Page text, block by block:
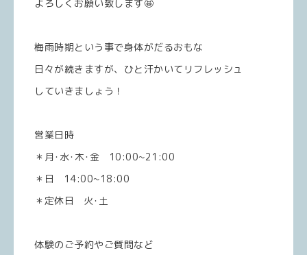
よろしくお願い致します🤩
梅雨時期という事で身体がだるおもな
日々が続きますが、ひと汗かいてリフレッシュ
していきましょう！
営業日時
＊月･水･木･金 10:00~21:00
＊日 14:00~18:00
＊定休日 火･土
体験のご予約やご質問など